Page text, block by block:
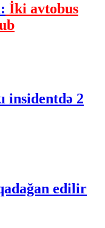
İki avtobus
insidentdə 2
edilir